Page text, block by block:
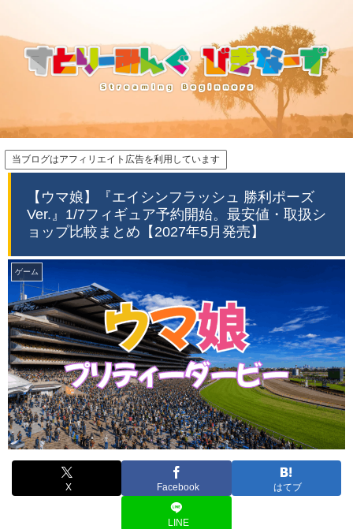
当ブログはアフィリエイト広告を利用しています
【ウマ娘】『エイシンフラッシュ 勝利ポーズ
Ver.』1/7フィギュア予約開始。最安値・取扱シ
ョップ比較まとめ【2027年5月発売】
ゲーム
X Facebook はてブ
LINE